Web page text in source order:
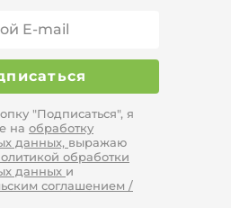
"Подписаться", я
на обработку
данных, выражаю
обработки
данных и
соглашением /